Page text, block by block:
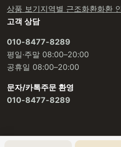
상품 보기지역별 근조화환화환
고객 상담
010-8477-8289
평일·주말 08:00–20:00
공휴일 08:00–20:00
문자/카톡주문 환영
010-8477-8289